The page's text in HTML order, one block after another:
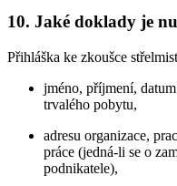
10. Jaké doklady je
Přihláška ke zkoušce
jméno, příjmení,
trvalého pobytu,
adresu organizace,
práce (jedná-li se o
podnikatele),